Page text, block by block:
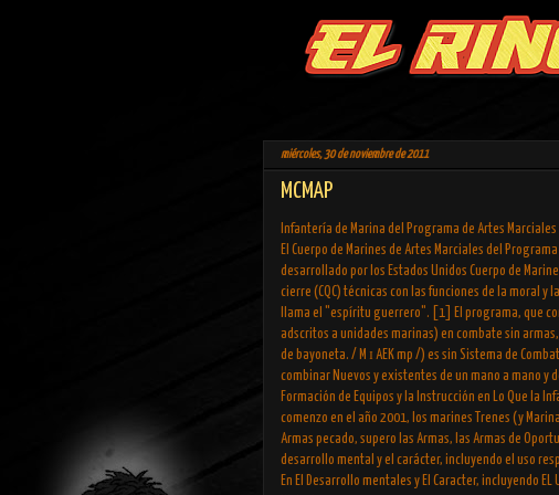
miércoles, 30 de noviembre de 2011
MCMAP
Infantería de Marina del Programa de Artes Marciales
El Cuerpo de Marines de Artes Marciales del
desarrollado por los Estados Unidos Cuerpo de
cierre (CQC) técnicas con las funciones de la moral
llama el "espíritu guerrero". [1] El programa, que
adscritos a unidades marinas) en combate sin
de bayoneta. / M ɪ AEK mp /) es sin Sistema de
combinar Nuevos y existentes de un mano a mano y
Formación de Equipos y la Instrucción en Lo Que la
comenzo en el año 2001, los marines Trenes (y
Armas pecado, supero las Armas, las Armas de
desarrollo mental y el carácter, incluyendo el uso
En El Desarrollo mentales y El Caracter, incluyendo